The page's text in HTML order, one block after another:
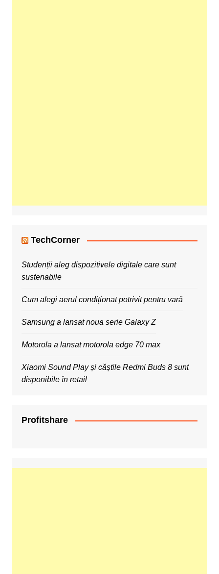
TechCorner
Studenții aleg dispozitivele digitale care sunt
sustenabile
Cum alegi aerul condiționat potrivit pentru vară
Samsung a lansat noua serie Galaxy Z
Motorola a lansat motorola edge 70 max
Xiaomi Sound Play și căștile Redmi Buds 8 sunt
disponibile în retail
Profitshare